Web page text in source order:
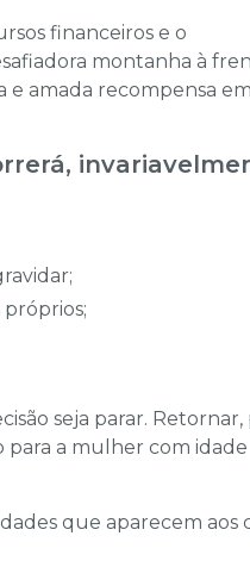
financeiros e o
montanha à
e amada recompensa
seja parar. Retornar,
para a mulher com idade
que aparecem aos